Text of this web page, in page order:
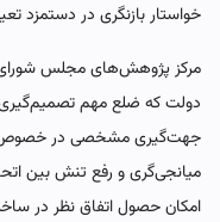
خواستار بازنگری در دستمزد
مرکز پژوهش‌های مجلس شورای
دولت که ضلع مهم
جهت‌گیری مشخصی در خصوص
میانجی‌گری و رفع تنش بین
امکان حصول اتفاق نظر در